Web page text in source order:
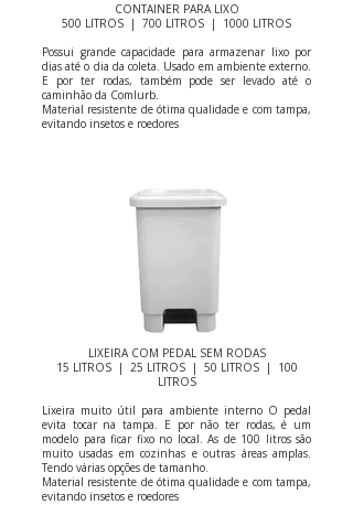
CONTAINER PARA LIXO
500 LITROS | 700 LITROS | 1000 LITROS
Possui grande capacidade para armazenar lixo por
dias até o dia da coleta. Usado em ambiente externo.
E por ter rodas, também pode ser levado até o
caminhão da Comlurb.
Material resistente de ótima qualidade e com tampa,
evitando insetos e roedores
LIXEIRA COM PEDAL SEM RODAS
15 LITROS | 25 LITROS | 50 LITROS | 100
LITROS
Lixeira muito útil para ambiente interno O pedal
evita tocar na tampa. E por não ter rodas, é um
modelo para ficar fixo no local. As de 100 litros são
muito usadas em cozinhas e outras áreas amplas.
Tendo várias opções de tamanho.
Material resistente de ótima qualidade e com tampa,
evitando insetos e roedores